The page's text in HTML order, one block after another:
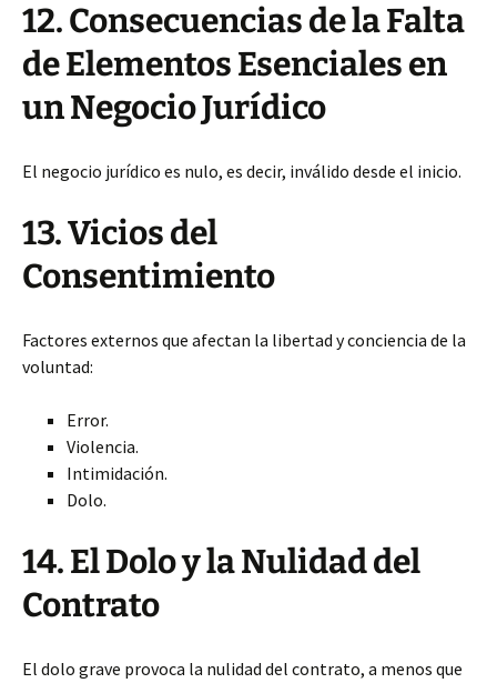
12. Consecuencias de la Falta
de Elementos Esenciales en
un Negocio Jurídico
El negocio jurídico es nulo, es decir, inválido desde el inicio.
13. Vicios del
Consentimiento
Factores externos que afectan la libertad y conciencia de la
voluntad:
Error.
Violencia.
Intimidación.
Dolo.
14. El Dolo y la Nulidad del
Contrato
El dolo grave provoca la nulidad del contrato, a menos que